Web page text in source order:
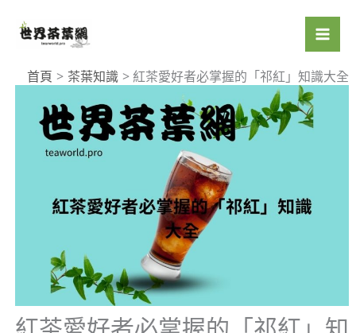
首頁 茶葉知識 紅茶愛好者必掌握的「祁紅」知識大全